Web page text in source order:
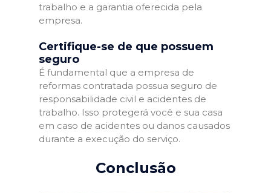
trabalho e a garantia oferecida pela
empresa.
Certifique-se de que possuem
seguro
É fundamental que a empresa de
reformas contratada possua seguro de
responsabilidade civil e acidentes de
trabalho. Isso protegerá você e sua casa
em caso de acidentes ou danos causados
durante a execução do serviço.
Conclusão